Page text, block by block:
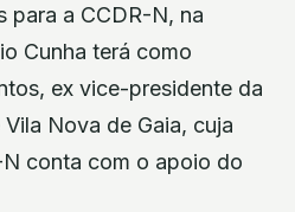
para a CCDR-N, na
Cunha terá como
ex vice-presidente da
Nova de Gaia, cuja
conta com o apoio do